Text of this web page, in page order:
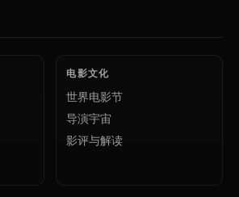
电影文化
世界电影节
导演宇宙
影评与解读